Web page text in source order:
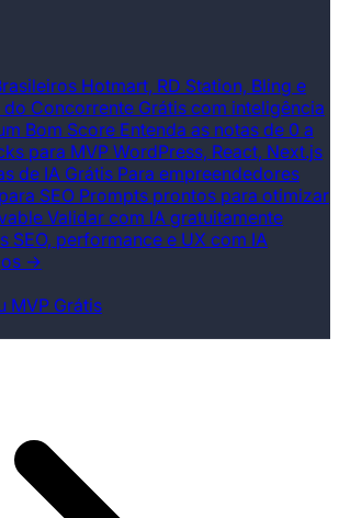
Hotmart, RD Station, Bling e
do Concorrente Grátis com inteligência
Bom Score Entenda as notas de 0 a
para MVP WordPress, React, Next.js
de IA Grátis Para empreendedores
SEO Prompts prontos para otimizar
Validar com IA gratuitamente
SEO, performance e UX com IA
→
MVP Grátis